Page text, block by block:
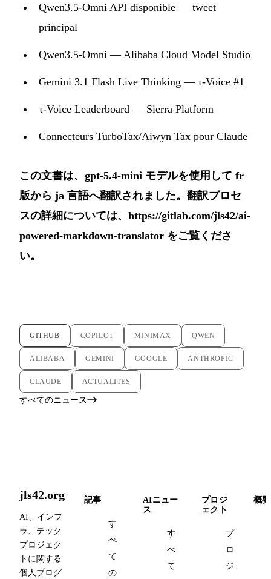
Qwen3.5-Omni API disponible — tweet
principal
Qwen3.5-Omni — Alibaba Cloud Model Studio
Gemini 3.1 Flash Live Thinking — τ-Voice #1
τ-Voice Leaderboard — Sierra Platform
Connecteurs TurboTax/Aiwyn Tax pour Claude
この文書は、gpt-5.4-mini モデルを使用して fr
版から ja 言語へ翻訳されました。翻訳プロセ
スの詳細については、 https://gitlab.com/jls42/ai-
powered-markdown-translator をご覧くださ
い。
GITHUB COPILOT MINIMAX QWEN
ALIBABA GEMINI GOOGLE ANTHROPIC
CLAUDE ACTUALITES
すべてのニュース
jls42.org
AI、インフ
ラ、テック
プロジェク
トに関する
個人ブログ
記事
す
べ
て
の
AIニュー
ス
す
べ
て
プロジ
ェクト
プ
ロ
ジ
概要